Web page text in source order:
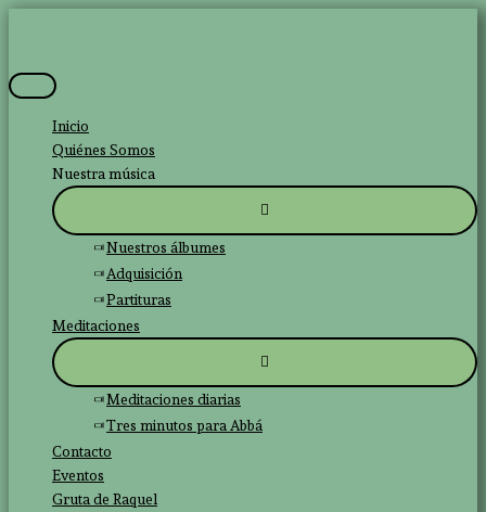
Menú
principal
Inicio
Quiénes Somos
Nuestra música
Nuestros álbumes
Adquisición
Partituras
Meditaciones
Meditaciones diarias
Tres minutos para Abbá
Contacto
Eventos
Gruta de Raquel